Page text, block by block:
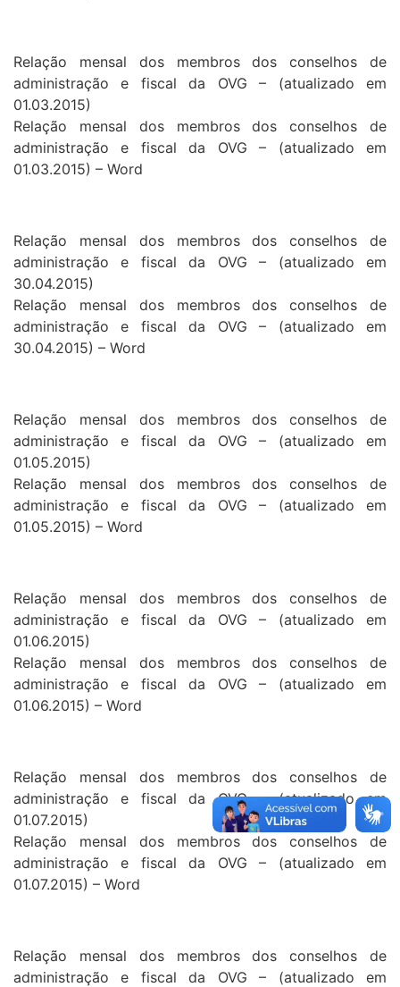
Relação mensal dos membros dos conselhos de
administração e fiscal da OVG – (atualizado em
01.03.2015)
Relação mensal dos membros dos conselhos de
administração e fiscal da OVG – (atualizado em
01.03.2015) – Word
Relação mensal dos membros dos conselhos de
administração e fiscal da OVG – (atualizado em
30.04.2015)
Relação mensal dos membros dos conselhos de
administração e fiscal da OVG – (atualizado em
30.04.2015) – Word
Relação mensal dos membros dos conselhos de
administração e fiscal da OVG – (atualizado em
01.05.2015)
Relação mensal dos membros dos conselhos de
administração e fiscal da OVG – (atualizado em
01.05.2015) – Word
Relação mensal dos membros dos conselhos de
administração e fiscal da OVG – (atualizado em
01.06.2015)
Relação mensal dos membros dos conselhos de
administração e fiscal da OVG – (atualizado em
01.06.2015) – Word
Relação mensal dos membros dos conselhos de
administração e fiscal da OVG – (atualizado em
01.07.2015)
Relação mensal dos membros dos conselhos de
administração e fiscal da OVG – (atualizado em
01.07.2015) – Word
Relação mensal dos membros dos conselhos de
administração e fiscal da OVG – (atualizado em